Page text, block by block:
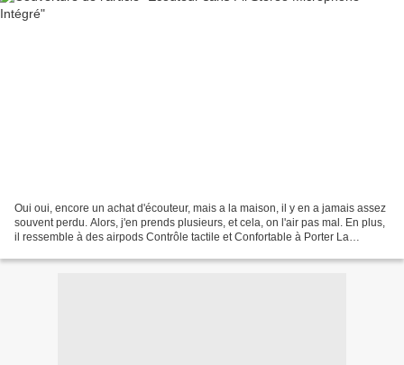
Oui oui, encore un achat d'écouteur, mais a la maison, il y en a jamais assez
souvent perdu. Alors, j'en prends plusieurs, et cela, on l'air pas mal. En plus,
il ressemble à des airpods Contrôle tactile et Confortable à Porter La